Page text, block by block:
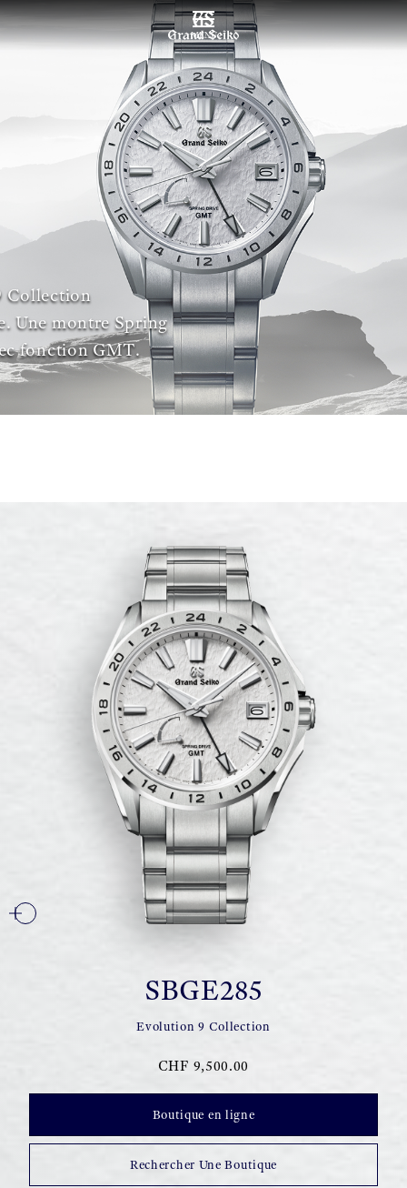
MENU
Collection
Une montre Spring
fonction GMT.
SBGE285
Evolution 9 Collection
CHF 9,500.00
Boutique en ligne
Rechercher Une Boutique